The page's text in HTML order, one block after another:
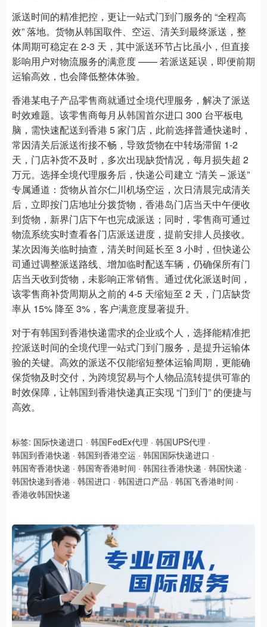
派送时间的精准把控，更让一站式门到门服务的 “全程高
效” 落地。货物从韩国取件、空运、清关到最终派送，整
体周期可稳定在 2-3 天，其中派送环节占比虽小，但直接
影响用户对物流服务的满意度 —— 若派送延误，即便前期
运输高效，也会降低整体体验。
香港某电子产品零售商就通过全境代理服务，解决了派送
时效难题。该零售商每月从韩国首尔进口 300 台平板电
脑，需快速配送到香港 5 家门店，此前选择普通快递时，
常因清关后派送衔接不畅，导致货物在中转场滞留 1-2
天，门店补货不及时，多次出现缺货情况，每月损失超 2
万元。选择全境代理服务后，快递公司建立 “清关 – 派送”
专属通道：货物从首尔仁川机场空运，次日清晨完成清关
后，立即按门店地址分拨货物，香港岛门店当天中午便收
到货物，新界门店下午也完成派送；同时，零售商可通过
物流系统实时查看各门店派送进度，提前安排人员接收。
某次因海关临时抽查，清关时间延长至 3 小时，但快递公
司通过调整派送路线、增加临时配送车辆，仍确保所有门
店当天收到货物，未影响正常销售。通过优化派送时间，
该零售商补货周期从之前的 4-5 天缩短至 2 天，门店缺货
率从 15% 降至 3%，客户满意度显著提升。
对于有韩国到香港快递需求的企业或个人，选择能精准把
控派送时间的全境代理一站式门到门服务，是提升运输体
验的关键。高效的派送不仅能缩短整体运输周期，更能确
保货物及时交付，为跨境贸易与个人物品流转提供可靠的
时效保障，让韩国到香港快递真正实现 “门到门” 的便捷与
高效。
标签: 国际快递进口 · 韩国FedEx代理 · 韩国UPS代理 ·
韩国到香港快递 · 韩国到香港空运 · 韩国国际快递进口 ·
韩国寄香港快递 · 韩国寄香港时间 · 韩国往香港快递 · 韩国快递 ·
韩国快递到香港 · 韩国进口 · 韩国进口产品 · 韩国飞香港时间 ·
香港收韩国快递